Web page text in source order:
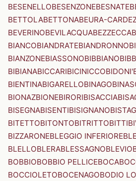
BESENELLOBESENZONEBESNATE
BETTOLABETTONABEURA-
BEVERINOBEVILACQUABEZZECCA
BIANCOBIANDRATEBIANDRONNO
BIANZONEBIASSONOBIBBIANO
BIBIANABICCARIBICINICCOBIDONI'
BIENTINABIGARELLOBINAGO
BIONAZBIONEBIRORIBISACCIA
BISEGNABISENTIBISIGNANO
BITETTOBITONTOBITRITTOBITTI
BIZZARONEBLEGGIO INFERIORE
BLELLOBLERABLESSAGNOBLEVIO
BOBBIOBOBBIO PELLICEBOCA
BOCCIOLETOBOCENAGOBODIO